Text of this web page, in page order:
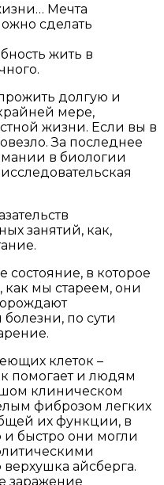
Мечта
сделать
жить в
долгую и
мере,
жизни. Если вы в
За последнее
в биологии
занятий, как,
состояние, в которое
как мы стареем, они
по сути
клеток –
помогает и людям
клиническом
фиброзом легких
их функции, в
и быстро они могли
айсберга.
заражение